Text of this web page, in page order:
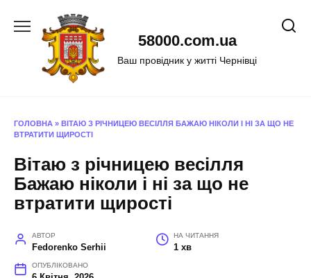
58000.com.ua
Ваш провідник у житті Чернівці
ГОЛОВНА » ВІТАЮ З РІЧНИЦЕЮ ВЕСІЛЛЯ БАЖАЮ НІКОЛИ І НІ ЗА ЩО НЕ
ВТРАТИТИ ЩИРОСТІ
Вітаю з річницею весілля
Бажаю ніколи і ні за що не
втратити щирості
АВТОР
Fedorenko Serhii
НА ЧИТАННЯ
1 хв
ОПУБЛІКОВАНО